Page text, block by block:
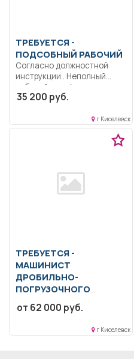
ТРЕБУЕТСЯ -
ПОДСОБНЫЙ РАБОЧИЙ
Согласно должностной
инструкции.. Неполный
рабочий день/неполная
рабочая неделя..
35 200 руб.
г Киселевск
ТРЕБУЕТСЯ -
МАШИНИСТ
ДРОБИЛЬНО-
ПОГРУЗОЧНОГО
Общее образование..
погрузочным агрегатом при
от 62 000 руб.
г Киселевск